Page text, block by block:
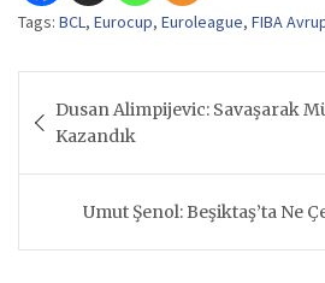
Tags: BCL, Eurocup, Euroleague, FIBA
gezinmesi
Dusan Alimpijevic: Savaşarak
Kazandık
Umut Şenol: Beşiktaş’ta Ne